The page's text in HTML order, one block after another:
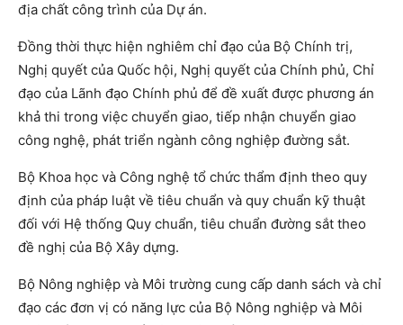
địa chất công trình của Dự án.
Đồng thời thực hiện nghiêm chỉ đạo của Bộ Chính trị,
Nghị quyết của Quốc hội, Nghị quyết của Chính phủ, Chỉ
đạo của Lãnh đạo Chính phủ để đề xuất được phương án
khả thi trong việc chuyển giao, tiếp nhận chuyển giao
công nghệ, phát triển ngành công nghiệp đường sắt.
Bộ Khoa học và Công nghệ tổ chức thẩm định theo quy
định của pháp luật về tiêu chuẩn và quy chuẩn kỹ thuật
đối với Hệ thống Quy chuẩn, tiêu chuẩn đường sắt theo
đề nghị của Bộ Xây dựng.
Bộ Nông nghiệp và Môi trường cung cấp danh sách và chỉ
đạo các đơn vị có năng lực của Bộ Nông nghiệp và Môi